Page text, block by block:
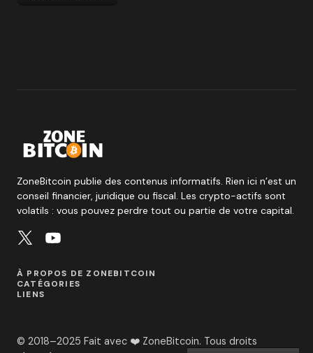
ZoneBitcoin publie des contenus informatifs. Rien ici n’est un
conseil financier, juridique ou fiscal. Les crypto-actifs sont
volatils : vous pouvez perdre tout ou partie de votre capital.
À PROPOS DE ZONEBITCOIN
CATÉGORIES
LIENS
© 2018–2025 Fait avec ❤️ ZoneBitcoin. Tous droits